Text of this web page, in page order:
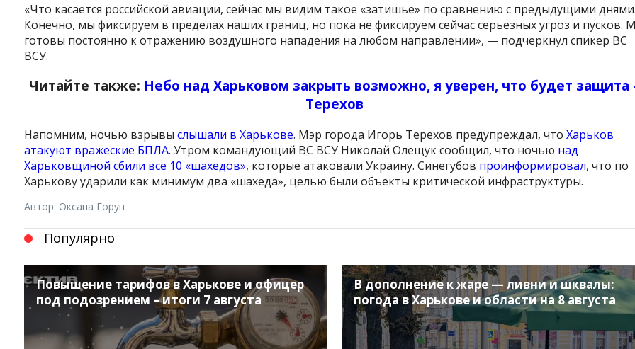
«Что касается российской авиации, сейчас мы видим такое «затишье» по сравнению с предыдущими
Конечно, мы фиксируем в пределах наших границ, но пока не фиксируем сейчас серьезных угроз и пусков.
готовы постоянно к отражению воздушного нападения на любом направлении», — подчеркнул спикер ВС
ВСУ.
Читайте также: Небо над Харьковом закрыть возможно, я уверен, что будет защита
Терехов
Напомним, ночью взрывы слышали в Харькове. Мэр города Игорь Терехов предупреждал, что Харьков
атакуют вражеские БПЛА. Утром командующий ВС ВСУ Николай Олещук сообщил, что ночью над
Харьковщиной сбили все 10 «шахедов», которые атаковали Украину. Синегубов проинформировал, что по
Харькову ударили как минимум два «шахеда», целью были объекты критической инфраструктуры.
Автор: Оксана Горун
Популярно
Повышение тарифов в Харькове и офицер
под подозрением – итоги 7 августа
В дополнение к жаре — ливни и шквалы:
погода в Харькове и области на 8 августа